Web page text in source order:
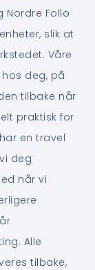
Nordre Follo
slik at
Våre
deg, på
tilbake når
praktisk for
en travel
deg
når vi
Alle
tilbake,